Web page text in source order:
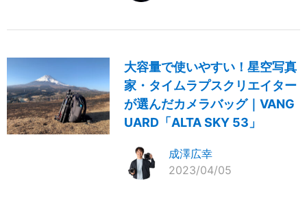
大容量で使いやすい！星空写真
家・タイムラプスクリエイター
が選んだカメラバッグ｜VANG
UARD「ALTA SKY 53」
成澤広幸
2023/04/05